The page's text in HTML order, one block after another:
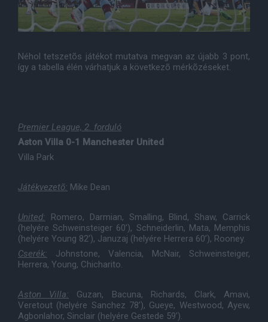
Néhol tetszetõs játékot mutatva megvan az újabb 3 pont,
így a tabella élén várhatjuk a következõ mérkõzéseket.
Premier League, 2. forduló
Aston Villa 0-1 Manchester United
Villa Park
Játékvezetõ: Mike Dean
United: Romero, Darmian, Smalling, Blind, Shaw, Carrick
(helyére Schweinsteiger 60’), Schneiderlin, Mata, Memphis
(helyére Young 82’), Januzaj (helyére Herrera 60’), Rooney.
Cserék: Johnstone, Valencia, McNair, Schweinsteiger,
Herrera, Young, Chicharito.
Aston Villa: Guzan, Bacuna, Richards, Clark, Amavi,
Veretout (helyére Sanchez 78’), Gueye, Westwood, Ayew,
Agbonlahor, Sinclair (helyére Gestede 59’).